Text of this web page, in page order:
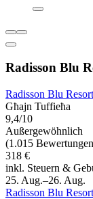
Radisson Blu
Radisson Blu
Għajn Tuffieħa
9,4/10
Außergewöhnlich
(1.015
318 €
inkl. Steuern &
25. Aug.–26. Aug.
Radisson Blu